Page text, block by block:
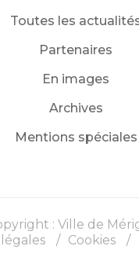
Toutes les
Partenaires
En images
Archives
Mentions spéciales
: Ville de
Cookies